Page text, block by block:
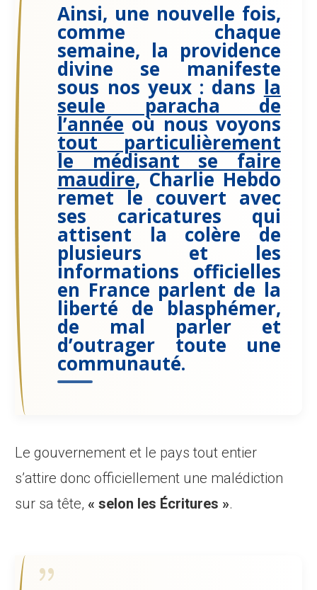
Ainsi, une nouvelle fois,
comme chaque
semaine, la providence
divine se manifeste
sous nos yeux : dans la
seule paracha de
l’annéeoù nous voyons
tout particulièrement
le médisant se faire
maudire, Charlie Hebdo
remet le couvert avec
ses caricatures qui
attisent la colère de
plusieurs et les
informations officielles
en France parlent de la
liberté de blasphémer,
de mal parler et
d’outrager toute une
communauté.
Le gouvernement et le pays tout entier
s’attire donc officiellement une malédiction
sur sa tête,« selon les Écritures ».